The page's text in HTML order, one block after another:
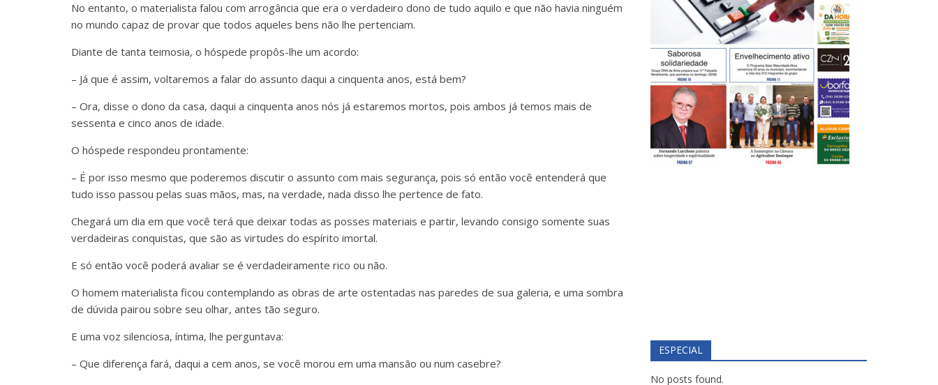
No entanto, o materialista falou com arrogância que era o verdadeiro dono de tudo aquilo e que não havia ninguém
no mundo capaz de provar que todos aqueles bens não lhe pertenciam.
Diante de tanta teimosia, o hóspede propôs-lhe um acordo:
– Já que é assim, voltaremos a falar do assunto daqui a cinquenta anos, está bem?
– Ora, disse o dono da casa, daqui a cinquenta anos nós já estaremos mortos, pois ambos já temos mais de
sessenta e cinco anos de idade.
O hóspede respondeu prontamente:
– É por isso mesmo que poderemos discutir o assunto com mais segurança, pois só então você entenderá que
tudo isso passou pelas suas mãos, mas, na verdade, nada disso lhe pertence de fato.
Chegará um dia em que você terá que deixar todas as posses materiais e partir, levando consigo somente suas
verdadeiras conquistas, que são as virtudes do espírito imortal.
E só então você poderá avaliar se é verdadeiramente rico ou não.
O homem materialista ficou contemplando as obras de arte ostentadas nas paredes de sua galeria, e uma sombra
de dúvida pairou sobre seu olhar, antes tão seguro.
E uma voz silenciosa, íntima, lhe perguntava:
– Que diferença fará, daqui a cem anos, se você morou em uma mansão ou num casebre?
ESPECIAL
No posts found.